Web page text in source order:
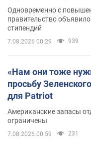
Одновременно с
правительство
стипендий
7.08.2026 00:29 939
«Нам они тоже
просьбу
для Patriot
Американские запасы
ограничены
7.08.2026 00:59 231